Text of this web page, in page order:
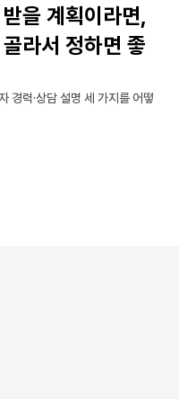
을 계획이라면,
라서 정하면 좋
경력·상담 설명 세 가지를 어떻